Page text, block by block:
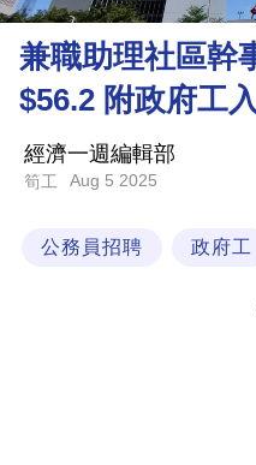
理
財
商
業
科
兼職助理社區幹
$56.2 附政府工
經濟一週編輯部
筍工 Aug 5 2025
公務員招聘 政府工